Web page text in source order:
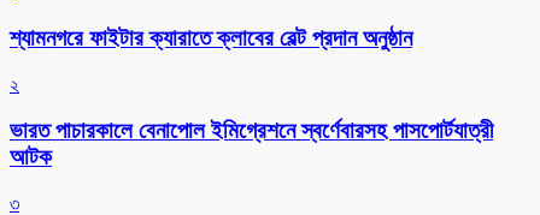
শ্যামনগরে ফাইটার ক্যারাতে ক্লাবের বেল্ট প্রদান অনুষ্ঠান
২
ভারত পাচারকালে বেনাপোল ইমিগ্রেশনে স্বর্ণেবারসহ পাসপোর্টযাত্রী
আটক
৩